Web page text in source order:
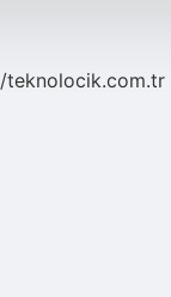
teknolocik.com.tr